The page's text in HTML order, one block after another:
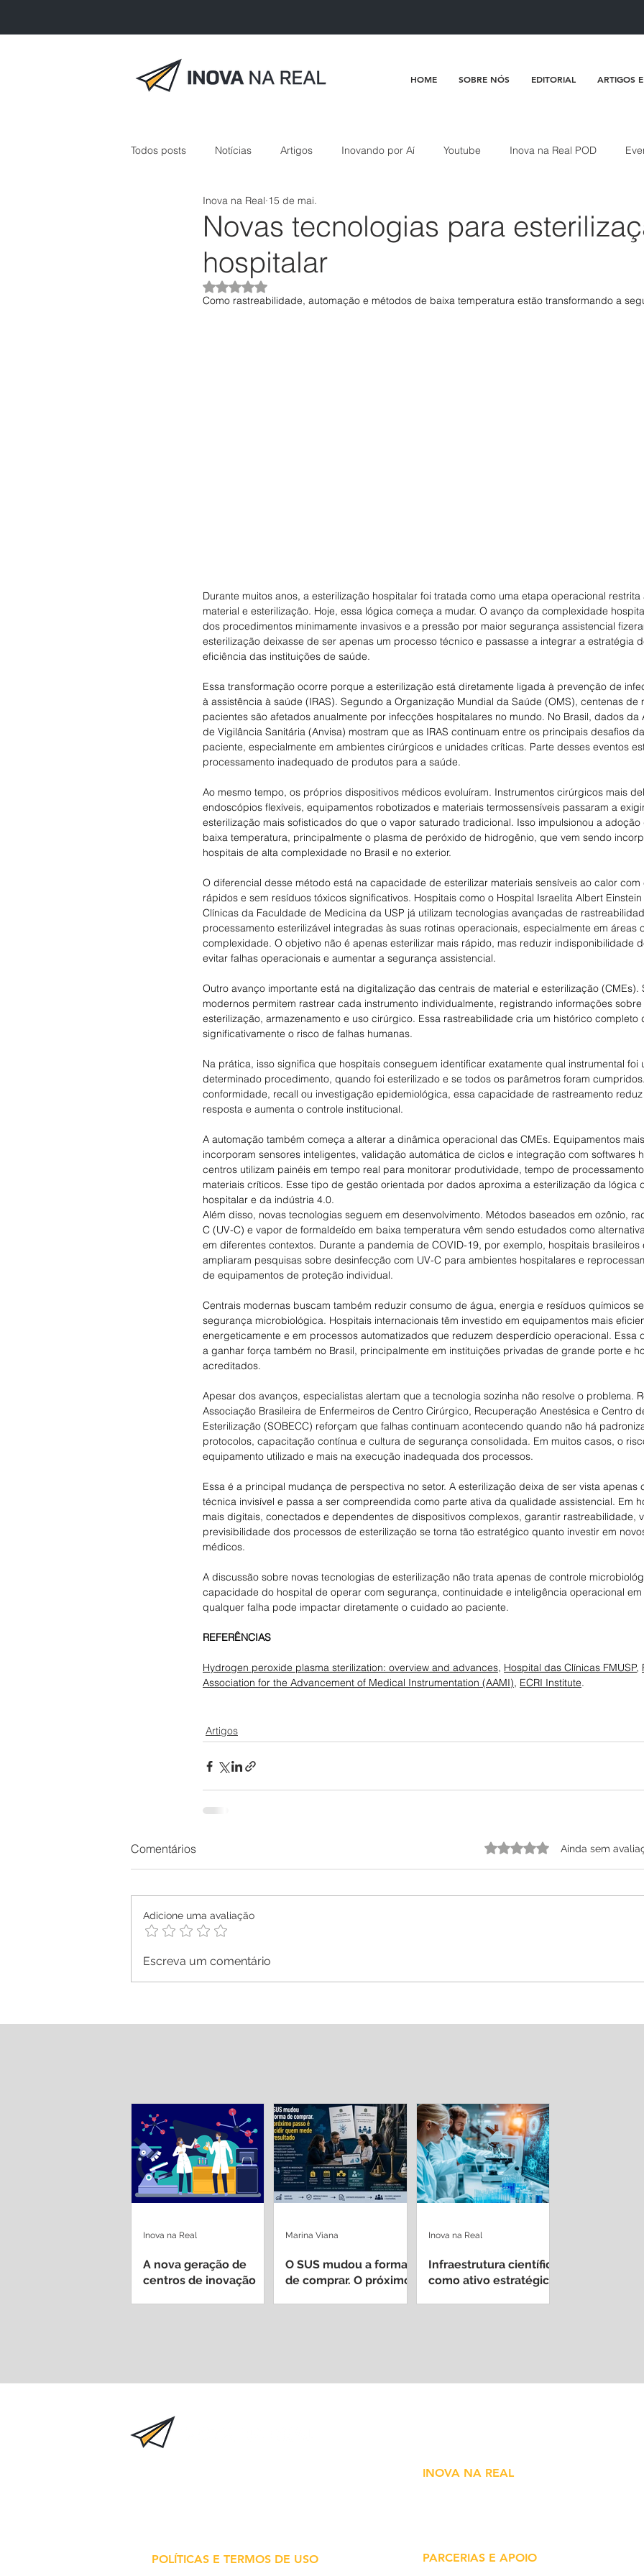
HOME SOBRE NÓS EDITORIAL ARTIGOS
Todos posts Notícias Artigos Inovando por Aí Youtube Inova na Real POD
inovação em saúde
Novas tecnologias para
hospitalar
Inova na Real 15 de mai.
Avaliado com NaN de 5 estrelas.
Como rastreabilidade, automação e métodos de baixa temperatura estão transformando a
Durante muitos anos, a esterilização hospitalar foi tratada como uma etapa operacional restrita
material e esterilização. Hoje, essa lógica começa a mudar. O avanço da complexidade
dos procedimentos minimamente invasivos e a pressão por maior segurança assistencial
esterilização deixasse de ser apenas um processo técnico e passasse a integrar a estratégia
eficiência das instituições de saúde.
Essa transformação ocorre porque a esterilização está diretamente ligada à prevenção de
à assistência à saúde (IRAS). Segundo a Organização Mundial da Saúde (OMS), centenas de
pacientes são afetados anualmente por infecções hospitalares no mundo. No Brasil, dados da
de Vigilância Sanitária (Anvisa) mostram que as IRAS continuam entre os principais desafios
paciente, especialmente em ambientes cirúrgicos e unidades críticas. Parte desses eventos
processamento inadequado de produtos para a saúde.
Ao mesmo tempo, os próprios dispositivos médicos evoluíram. Instrumentos cirúrgicos mais
endoscópios flexíveis, equipamentos robotizados e materiais termossensíveis passaram a
esterilização mais sofisticados do que o vapor saturado tradicional. Isso impulsionou a
baixa temperatura, principalmente o plasma de peróxido de hidrogênio, que vem sendo
hospitais de alta complexidade no Brasil e no exterior.
O diferencial desse método está na capacidade de esterilizar materiais sensíveis ao calor com
rápidos e sem resíduos tóxicos significativos. Hospitais como o Hospital Israelita Albert
Clínicas da Faculdade de Medicina da USP já utilizam tecnologias avançadas de
processamento esterilizável integradas às suas rotinas operacionais, especialmente em áreas
complexidade. O objetivo não é apenas esterilizar mais rápido, mas reduzir indisponibilidade
evitar falhas operacionais e aumentar a segurança assistencial.
Outro avanço importante está na digitalização das centrais de material e esterilização (CMEs).
modernos permitem rastrear cada instrumento individualmente, registrando informações
esterilização, armazenamento e uso cirúrgico. Essa rastreabilidade cria um histórico completo
significativamente o risco de falhas humanas.
Na prática, isso significa que hospitais conseguem identificar exatamente qual instrumental foi
determinado procedimento, quando foi esterilizado e se todos os parâmetros foram
conformidade, recall ou investigação epidemiológica, essa capacidade de rastreamento
resposta e aumenta o controle institucional.
A automação também começa a alterar a dinâmica operacional das CMEs. Equipamentos
incorporam sensores inteligentes, validação automática de ciclos e integração com softwares
centros utilizam painéis em tempo real para monitorar produtividade, tempo de
materiais críticos. Esse tipo de gestão orientada por dados aproxima a esterilização da lógica
hospitalar e da indústria 4.0.
Além disso, novas tecnologias seguem em desenvolvimento. Métodos baseados em ozônio,
C (UV-C) e vapor de formaldeído em baixa temperatura vêm sendo estudados como
em diferentes contextos. Durante a pandemia de COVID-19, por exemplo, hospitais brasileiros
ampliaram pesquisas sobre desinfecção com UV-C para ambientes hospitalares e
de equipamentos de proteção individual.
Centrais modernas buscam também reduzir consumo de água, energia e resíduos químicos
segurança microbiológica. Hospitais internacionais têm investido em equipamentos mais
energeticamente e em processos automatizados que reduzem desperdício operacional. Essa
a ganhar força também no Brasil, principalmente em instituições privadas de grande porte e
acreditados.
Apesar dos avanços, especialistas alertam que a tecnologia sozinha não resolve o problema.
Associação Brasileira de Enfermeiros de Centro Cirúrgico, Recuperação Anestésica e Centro
Esterilização (SOBECC) reforçam que falhas continuam acontecendo quando não há
protocolos, capacitação contínua e cultura de segurança consolidada. Em muitos casos, o
equipamento utilizado e mais na execução inadequada dos processos.
Essa é a principal mudança de perspectiva no setor. A esterilização deixa de ser vista apenas
técnica invisível e passa a ser compreendida como parte ativa da qualidade assistencial. Em
mais digitais, conectados e dependentes de dispositivos complexos, garantir rastreabilidade,
previsibilidade dos processos de esterilização se torna tão estratégico quanto investir em
médicos.
A discussão sobre novas tecnologias de esterilização não trata apenas de controle
capacidade do hospital de operar com segurança, continuidade e inteligência operacional
qualquer falha pode impactar diretamente o cuidado ao paciente.
REFERÊNCIAS
Hydrogen peroxide plasma sterilization: overview and advances, Hospital das Clínicas FMUSP,
Association for the Advancement of Medical Instrumentation (AAMI), ECRI Institute.
Artigos
Comentários Avaliado com 0 de 5 estrelas.
Ainda sem
Adicione uma avaliação
Escreva um comentário
A nova geração de
centros de inovação
Inova na Real
O SUS mudou a forma
de comprar. O próximo
Marina Viana
Infraestrutura científica
como ativo estratégico
Inova na Real
POLÍTICAS E TERMOS DE USO
INOVA NA REAL
PARCERIAS E APOIO